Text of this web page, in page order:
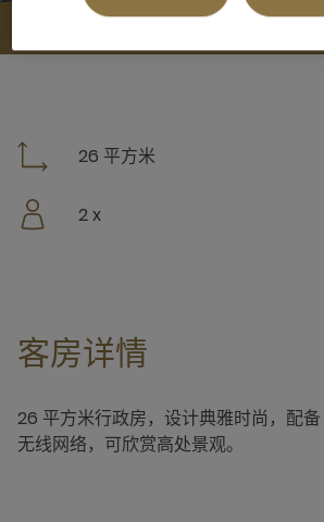
26 平方米
2 x
客房详情
26 平方米行政房，设计典雅时尚，配
无线网络，可欣赏高处景观。